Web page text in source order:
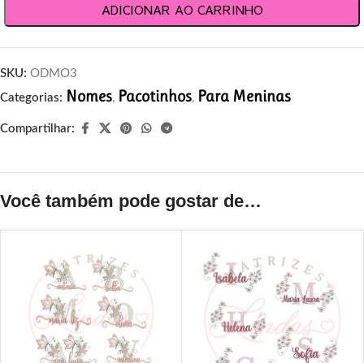
ADICIONAR AO CARRINHO
SKU: ODMO3
Categorias: Nomes, Pacotinhos, Para Meninas
Compartilhar:
Você também pode gostar de…